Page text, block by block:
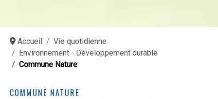
Accueil
Vie quotidienne
Environnement - Développement durable
Commune Nature
COMMUNE NATURE